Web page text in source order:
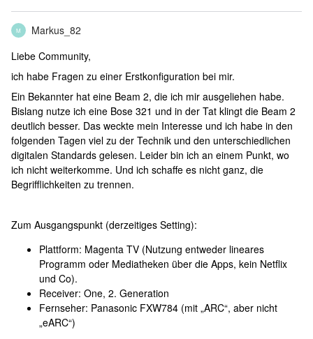
M
Markus_82
Liebe Community,
ich habe Fragen zu einer Erstkonfiguration bei mir.
Ein Bekannter hat eine Beam 2, die ich mir ausgeliehen habe.
Bislang nutze ich eine Bose 321 und in der Tat klingt die Beam 2
deutlich besser. Das weckte mein Interesse und ich habe in den
folgenden Tagen viel zu der Technik und den unterschiedlichen
digitalen Standards gelesen. Leider bin ich an einem Punkt, wo
ich nicht weiterkomme. Und ich schaffe es nicht ganz, die
Begrifflichkeiten zu trennen.
Zum Ausgangspunkt (derzeitiges Setting):
Plattform: Magenta TV (Nutzung entweder lineares
Programm oder Mediatheken über die Apps, kein Netflix
und Co).
Receiver: One, 2. Generation
Fernseher: Panasonic FXW784 (mit „ARC“, aber nicht
„eARC“)